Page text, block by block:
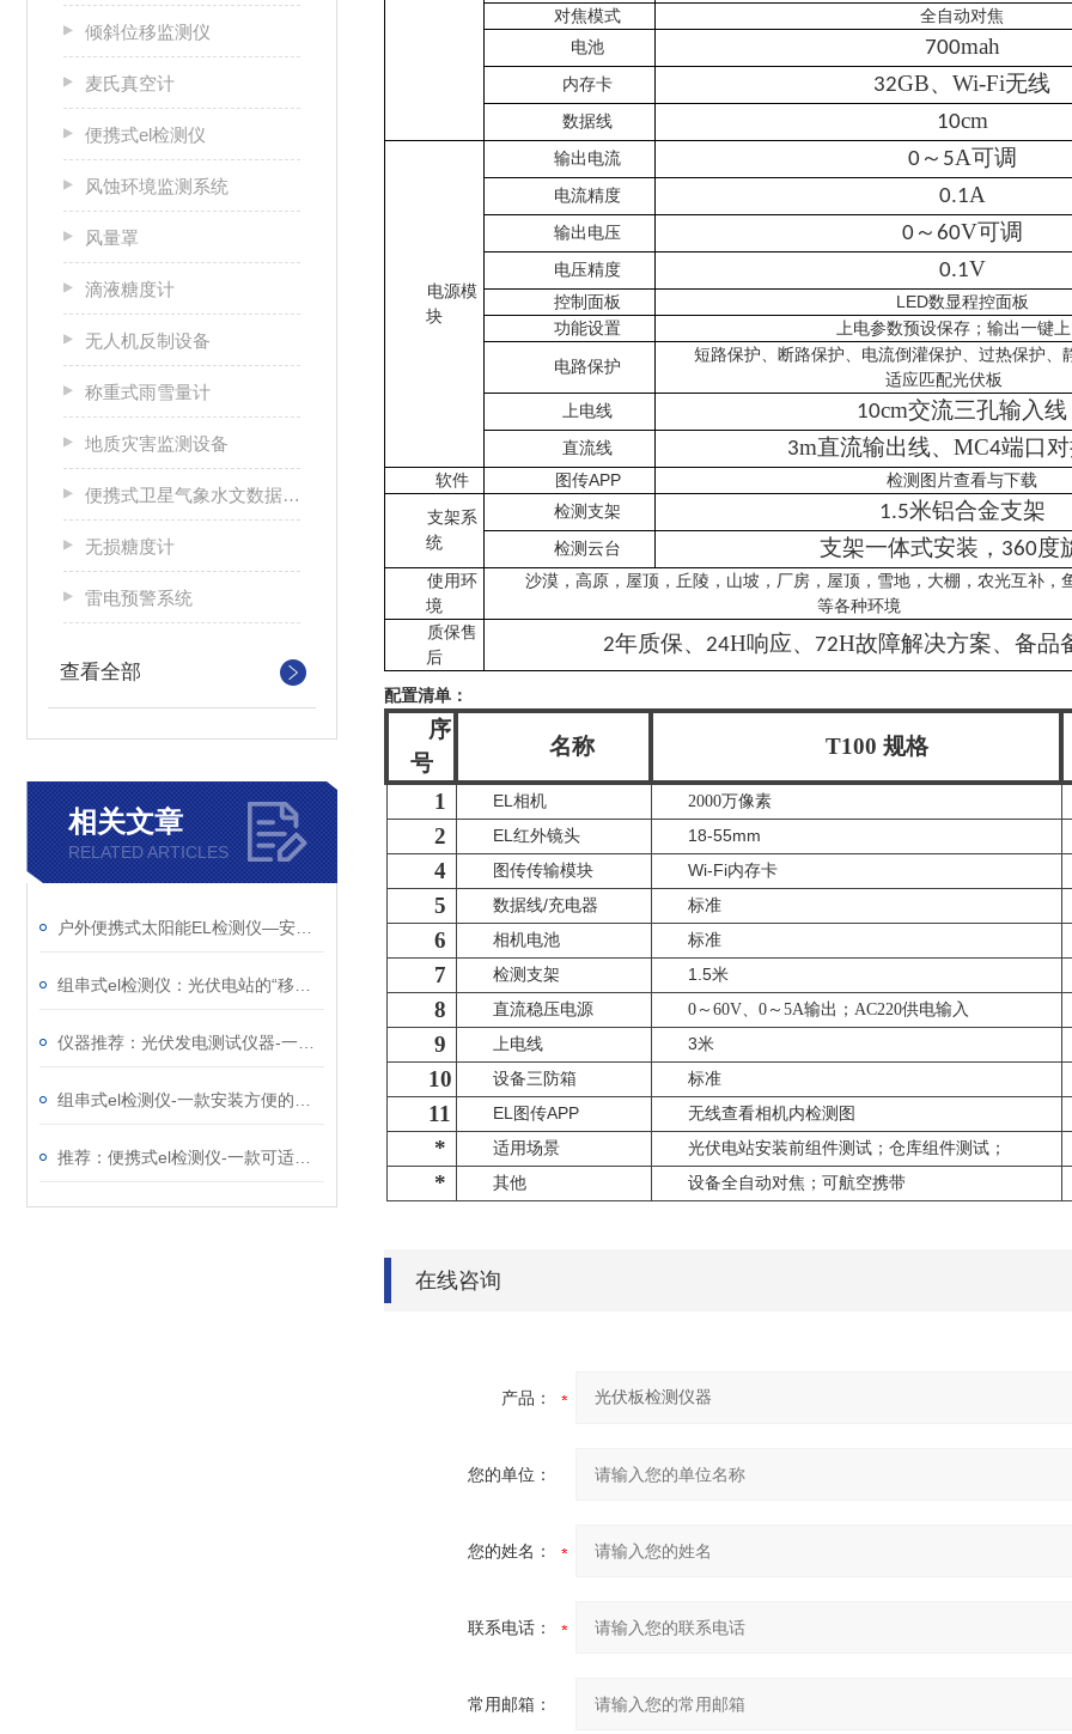
倾斜位移监测仪
麦氏真空计
便携式el检测仪
风蚀环境监测系统
风量罩
滴液糖度计
无人机反制设备
称重式雨雪量计
地质灾害监测设备
便携式卫星气象水文数据广播接收设备
无损糖度计
雷电预警系统
查看全部
相关文章
RELATED ARTICLES
对焦模式
全自动对焦
电池
700mah
内存卡 32GB、Wi-Fi无线
数据线 10cm
电源模
块
输出电流 0 ～ 5A可调
电流精度 0.1A
输出电压 0 ～ 60V可调
电压精度 0.1V
控制面板
LED数显程控面板
功能设置
上电参数预设保存；输出一键
电路保护
短路保护、断路保护、电流倒灌保护、过热保护、
适应匹配光伏板
上电线
10cm交流三孔输入线
直流线 3m直流输出线、MC4端口
软件 图传APP
检测图片查看与下载
支架系
统
检测支架 1.5米铝合金支架
检测云台 支架一体式安装， 360度
使用环
境
沙漠，高原，屋顶，丘陵，山坡，厂房，屋顶，雪地，大棚，农光互补，
等各种环境
质保售
后
2年质保、 24H响应、 72H故障解决方案、备品
配置清单：
序
号
名称 T100 规格
1
EL相机 2000万像素
2 EL红外镜头 18-55mm
4 图传传输模块 Wi-Fi内存卡
5 数据线/充电器 标准
6 相机电池 标准
7 检测支架 1.5米
8 直流稳压电源 0～60V、0～5A输出；AC220供电输入
9 上电线 3米
10 设备三防箱 标准
11 EL图传APP 无线查看相机内检测图
* 适用场景 光伏电站安装前组件测试；仓库组件测试；
* 其他 设备全自动对焦；可航空携带
在线咨询
产品：
您的单位：
您的姓名：
联系电话：
常用邮箱：